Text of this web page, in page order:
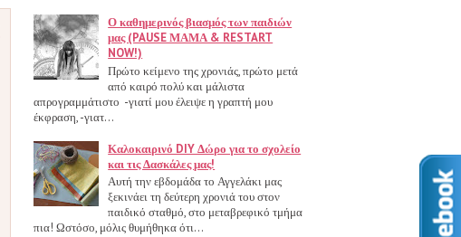
Ο καθημερινός βιασμός των παιδιών
μας (PAUSE ΜΑΜΑ & RESTART
NOW!)
Πρώτο κείμενο της χρονιάς, πρώτο μετά
από καιρό πολύ και μάλιστα
απρογραμμάτιστο -γιατί μου έλειψε η γραπτή μου
έκφραση, -γιατ...
Καλοκαιρινό DIY Δώρο για το σχολείο
και τις Δασκάλες μας!
Αυτή την εβδομάδα το Αγγελάκι μας
ξεκινάει τη δεύτερη χρονιά του στον
παιδικό σταθμό, στο μεταβρεφικό τμήμα
πια! Ωστόσο, μόλις θυμήθηκα ότι...